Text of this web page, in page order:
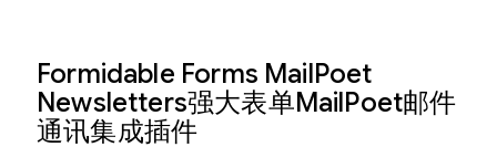
Formidable Forms MailPoet
Newsletters强大表单MailPoet邮件
通讯集成插件